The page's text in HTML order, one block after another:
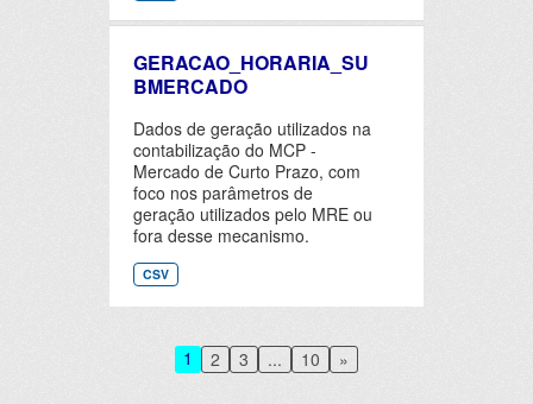
GERACAO_HORARIA_SU
BMERCADO
Dados de geração utilizados na
contabilização do MCP -
Mercado de Curto Prazo, com
foco nos parâmetros de
geração utilizados pelo MRE ou
fora desse mecanismo.
CSV
1 2 3 ... 10 »